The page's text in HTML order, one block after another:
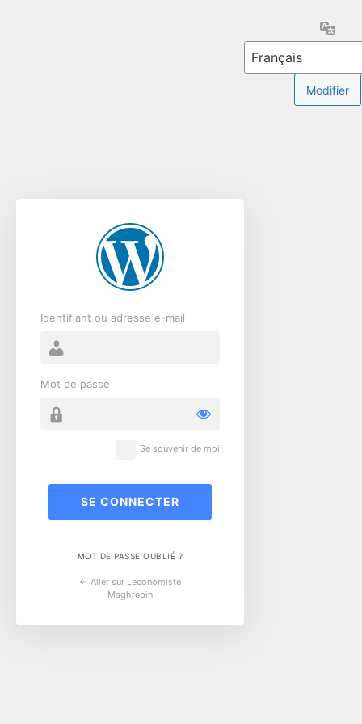
Identifiant ou adresse e-mail
Mot de passe
Se souvenir de moi
MOT DE PASSE OUBLIÉ ?
← Aller sur Leconomiste
Maghrebin